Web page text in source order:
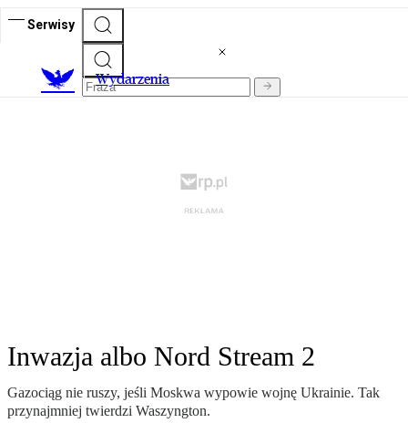
Serwisy
Wydarzenia
Inwazja albo Nord Stream 2
Gazociąg nie ruszy, jeśli Moskwa wypowie wojnę Ukrainie. Tak
przynajmniej twierdzi Waszyngton.